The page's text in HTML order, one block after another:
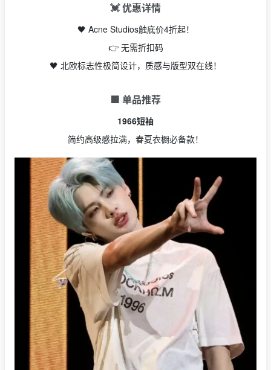
💓 优惠详情
🖤 Acne Studios触底价4折起！
👉 无需折扣码
🖤 北欧标志性极简设计，质感与版型双在线！
🟩 单品推荐
1966短袖
简约高级感拉满，春夏衣橱必备款！